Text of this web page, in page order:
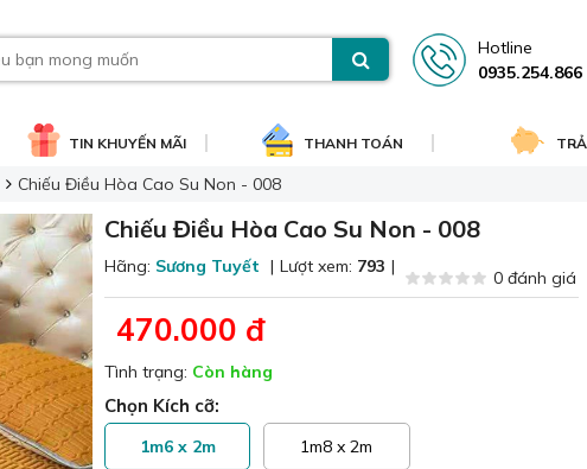
Hotline
0935.254.866
TIN KHUYẾN MÃI THANH TOÁN
Chiếu Điều Hòa Cao Su Non - 008
Chiếu Điều Hòa Cao Su Non - 008
Hãng: Sương Tuyết | Lượt xem: 793 |
0 đánh giá
470.000 đ
Tình trạng: Còn hàng
Chọn Kích cỡ:
1m6 x 2m 1m8 x 2m